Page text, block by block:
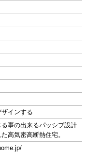
インする
事の出来るパッシブ設計
高気密高断熱住宅。